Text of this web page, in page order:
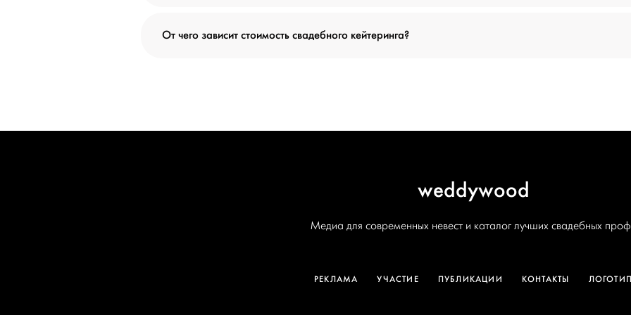
От чего зависит стоимость свадебного кейтеринга?
weddywood
Медиа для современных невест и каталог лучших свадебных
РЕКЛАМА УЧАСТИЕ ПУБЛИКАЦИИ КОНТАКТЫ